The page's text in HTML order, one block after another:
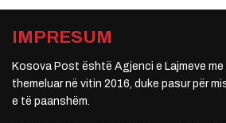
IMPRESUM
Kosova Post është Agjenci e Lajmeve
themeluar në vitin 2016, duke pasur për
e të paanshëm.